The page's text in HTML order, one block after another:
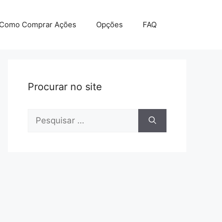
Comprar Ações Opções FAQ
Procurar no site
Pesquisar